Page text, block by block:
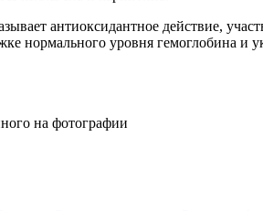
антиоксидантное действие,
нормального уровня гемоглобина и
на фотографии